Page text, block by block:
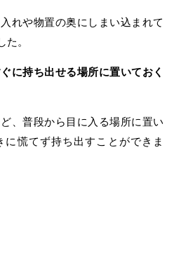
れや物置の奥にしまい込まれて
。
に持ち出せる場所に置いておく
、普段から目に入る場所に置い
慌てず持ち出すことができま